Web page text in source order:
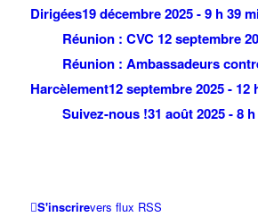
Dirigées19 décembre 2025 - 9 h 39
Réunion : CVC 12 septembre
Réunion : Ambassadeurs
Harcèlement12 septembre 2025 - 12
Suivez-nous !31 août 2025 - 8
S'inscrirevers flux RSS